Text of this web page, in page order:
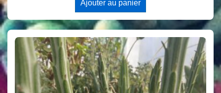
Ajouter au panier